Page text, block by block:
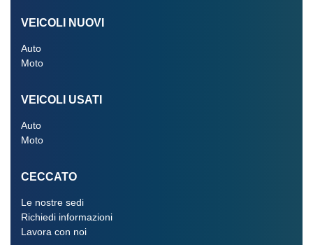
VEICOLI NUOVI
Auto
Moto
VEICOLI USATI
Auto
Moto
CECCATO
Le nostre sedi
Richiedi informazioni
Lavora con noi